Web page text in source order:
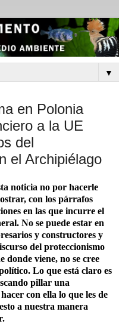
▼
en Polonia
a la UE
del
el Archipiélago
noticia no por hacerle
con los párrafos
en las que incurre el
No se puede estar en
y constructores y
del proteccionismo
donde viene, no se cree
Lo que está claro es
pillar una
con ella lo que les de
a nuestra manera